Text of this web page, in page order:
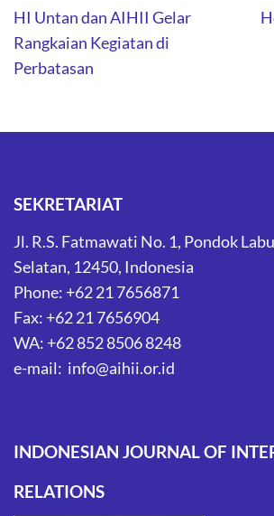
Post
navigation
HI Untan dan AIHII Gelar
Rangkaian Kegiatan di
Perbatasan
SEKRETARIAT
Jl. R.S. Fatmawati No. 1, Pondok
Selatan, 12450, Indonesia
Phone: +62 21 7656871
Fax: +62 21 7656904
WA: +62 852 8506 8248
e-mail: info@aihii.or.id
INDONESIAN JOURNAL OF
RELATIONS